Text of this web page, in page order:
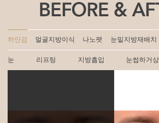
하안검 얼굴지방이식 나노팻 눈밑지방재배치
눈 리프팅 지방흡입 눈썹하거상